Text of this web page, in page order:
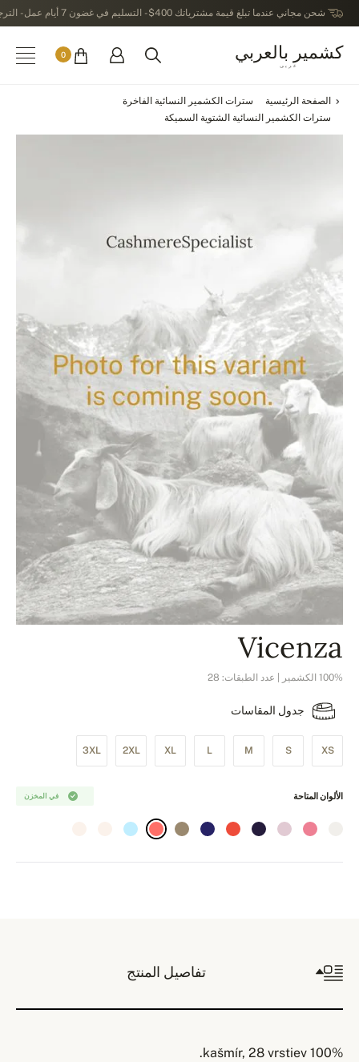
شحن مجاني عندما تبلغ قيمة مشترياتك 400$ - التسليم في غضون 7 أيام عمل - الترجيع في خلال 14 يوماً بعد الاستلام
كشمير بالعربي
عربى
0
الصفحة الرئيسية
سترات الكشمير النسائية الفاخرة
سترات الكشمير النسائية الشتوية السميكة
Vicenza
100% الكشمير | عدد الطبقات: 28
جدول المقاسات
XS
S
M
L
XL
2XL
3XL
في المخزن الألوان المتاحة
تفاصيل المنتج
100% kašmír, 28 vrstiev.